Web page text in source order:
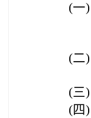
(一)
(二)
(三)
(四)